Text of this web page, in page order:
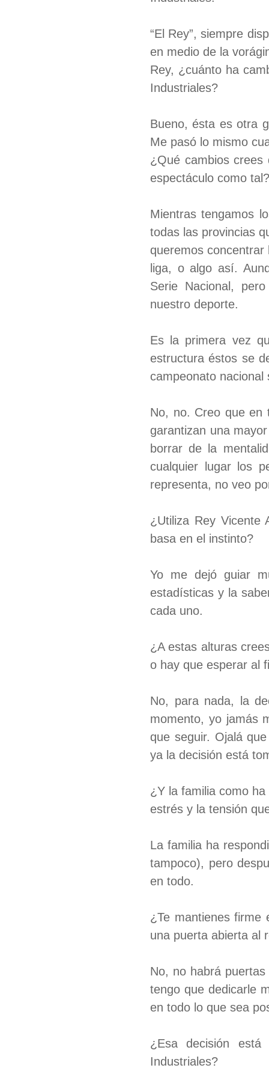
“El Rey”, siempre
en medio de la
Rey, ¿cuánto ha
Industriales?
Bueno, ésta es otra
Me pasó lo mismo
¿Qué cambios
espectáculo como tal?
Mientras tengamos
todas las provincias
queremos
liga, o algo así.
Serie Nacional,
nuestro deporte.
Es la primera vez
estructura éstos se
campeonato
No, no. Creo que en
garantizan una
borrar de la
cualquier lugar los
representa, no veo
¿Utiliza Rey Vicente
basa en el instinto?
Yo me dejó guiar
estadísticas y la
cada uno.
¿A estas alturas
o hay que esperar al
No, para nada, la
momento, yo jamás
que seguir. Ojalá
ya la decisión está
¿Y la familia como
estrés y la tensión
La familia ha
tampoco), pero
en todo.
¿Te mantienes firme
una puerta abierta al
No, no habrá
tengo que dedicarle
en todo lo que sea
¿Esa decisión
Industriales?